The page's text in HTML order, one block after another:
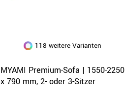
118 weitere Varianten
MYAMI Premium-Sofa | 1550-2250
x 790 mm, 2- oder 3-Sitzer